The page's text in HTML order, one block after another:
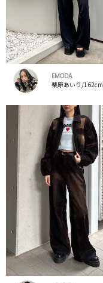
EMODA
栗原あいり/162cm